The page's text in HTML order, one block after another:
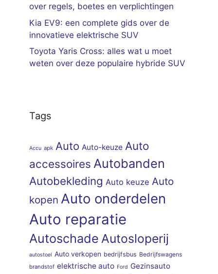
over regels, boetes en verplichtingen
Kia EV9: een complete gids over de
innovatieve elektrische SUV
Toyota Yaris Cross: alles wat u moet
weten over deze populaire hybride SUV
Tags
Accu apk Auto Auto-keuze Auto
accessoires Autobanden
Autobekleding Auto keuze Auto
kopen Auto onderdelen
Auto reparatie
Autoschade Autosloperij
autostoel Auto verkopen bedrijfsbus Bedrijfswagens
brandstof elektrische auto Ford Gezinsauto